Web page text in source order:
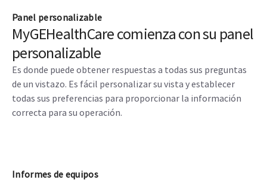
Panel personalizable
MyGEHealthCare comienza con su panel
personalizable
Es donde puede obtener respuestas a todas sus preguntas
de un vistazo. Es fácil personalizar su vista y establecer
todas sus preferencias para proporcionar la información
correcta para su operación.
Informes de equipos